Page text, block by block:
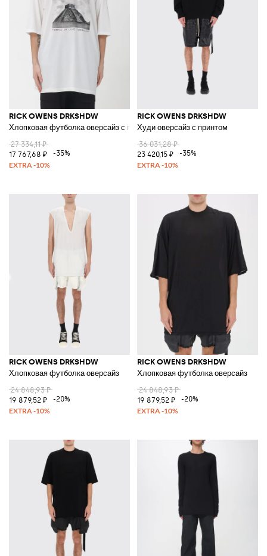
RICK OWENS DRKSHDW
Хлопковая футболка оверсайз с принтом
27 334,11 ₽
17 767,68 ₽
-35%
RICK OWENS DRKSHDW
Худи оверсайз с принтом
36 031,28 ₽
23 420,15 ₽
-35%
RICK OWENS DRKSHDW
Хлопковая футболка оверсайз
24 848,93 ₽
19 879,52 ₽
-20%
RICK OWENS DRKSHDW
Хлопковая футболка оверсайз
24 848,93 ₽
19 879,52 ₽
-20%